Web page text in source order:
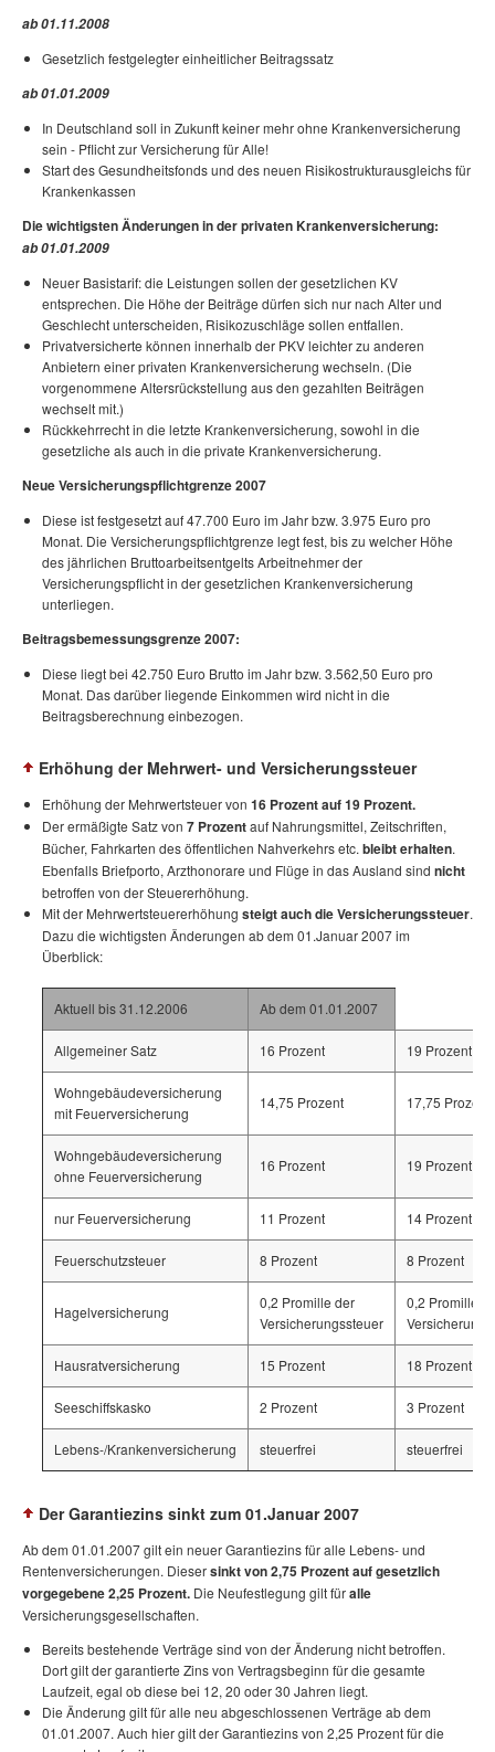
ab 01.11.2008
Gesetzlich festgelegter einheitlicher Beitragssatz
ab 01.01.2009
In Deutschland soll in Zukunft keiner mehr ohne Krankenversicherung
sein - Pflicht zur Versicherung für Alle!
Start des Gesundheitsfonds und des neuen Risikostrukturausgleichs für
Krankenkassen
Die wichtigsten Änderungen in der privaten Krankenversicherung:
ab 01.01.2009
Neuer Basistarif: die Leistungen sollen der gesetzlichen KV
entsprechen. Die Höhe der Beiträge dürfen sich nur nach Alter und
Geschlecht unterscheiden, Risikozuschläge sollen entfallen.
Privatversicherte können innerhalb der PKV leichter zu anderen
Anbietern einer privaten Krankenversicherung wechseln. (Die
vorgenommene Altersrückstellung aus den gezahlten Beiträgen
wechselt mit.)
Rückkehrrecht in die letzte Krankenversicherung, sowohl in die
gesetzliche als auch in die private Krankenversicherung.
Neue Versicherungspflichtgrenze 2007
Diese ist festgesetzt auf 47.700 Euro im Jahr bzw. 3.975 Euro pro
Monat. Die Versicherungspflichtgrenze legt fest, bis zu welcher Höhe
des jährlichen Bruttoarbeitsentgelts Arbeitnehmer der
Versicherungspflicht in der gesetzlichen Krankenversicherung
unterliegen.
Beitragsbemessungsgrenze 2007:
Diese liegt bei 42.750 Euro Brutto im Jahr bzw. 3.562,50 Euro pro
Monat. Das darüber liegende Einkommen wird nicht in die
Beitragsberechnung einbezogen.
Erhöhung der Mehrwert- und Versicherungssteuer
Erhöhung der Mehrwertsteuer von 16 Prozent auf 19 Prozent.
Der ermäßigte Satz von 7 Prozentauf Nahrungsmittel, Zeitschriften,
Bücher, Fahrkarten des öffentlichen Nahverkehrs etc. bleibt erhalten.
Ebenfalls Briefporto, Arzthonorare und Flüge in das Ausland sind nicht
betroffen von der Steuererhöhung.
Mit der Mehrwertsteuererhöhung steigt auch die Versicherungssteuer.
Dazu die wichtigsten Änderungen ab dem 01.Januar 2007 im
Überblick:
Aktuell bis 31.12.2006 Ab dem 01.01.2007
Allgemeiner Satz 16 Prozent 19 Prozent
Wohngebäudeversicherung
mit Feuerversicherung
14,75 Prozent 17,75 Prozent
Wohngebäudeversicherung
ohne Feuerversicherung
16 Prozent 19 Prozent
nur Feuerversicherung 11 Prozent 14 Prozent
Feuerschutzsteuer 8 Prozent 8 Prozent
Hagelversicherung
0,2 Promille der
Versicherungssteuer
0,2 Promille
Hausratversicherung 15 Prozent 18 Prozent
Seeschiffskasko 2 Prozent 3 Prozent
Lebens-/Krankenversicherung steuerfrei steuerfrei
Der Garantiezins sinkt zum 01.Januar 2007
Ab dem 01.01.2007 gilt ein neuer Garantiezins für alle Lebens- und
Rentenversicherungen. Diesersinkt von 2,75 Prozent auf gesetzlich
vorgegebene 2,25 Prozent. Die Neufestlegung gilt füralle
Versicherungsgesellschaften.
Bereits bestehende Verträge sind von der Änderung nicht betroffen.
Dort gilt der garantierte Zins von Vertragsbeginn für die gesamte
Laufzeit, egal ob diese bei 12, 20 oder 30 Jahren liegt.
Die Änderung gilt für alle neu abgeschlossenen Verträge ab dem
01.01.2007. Auch hier gilt der Garantiezins von 2,25 Prozent für die